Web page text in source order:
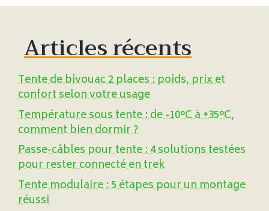
Articles récents
Tente de bivouac 2 places : poids, prix et
confort selon votre usage
Température sous tente : de -10°C à +35°C,
comment bien dormir ?
Passe-câbles pour tente : 4 solutions testées
pour rester connecté en trek
Tente modulaire : 5 étapes pour un montage
réussi